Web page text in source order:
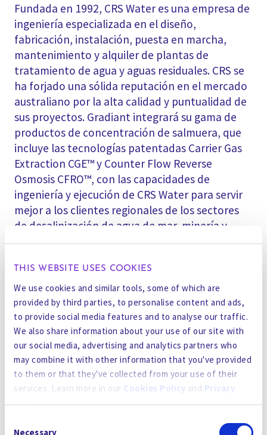
THIS WEBSITE USES COOKIES
We use cookies and similar tools, some of which are
provided by third parties, to personalise content and ads,
to provide social media features and to analyse our traffic.
We also share information about your use of our site with
our social media, advertising and analytics partners who
may combine it with other information that you've provided
to them or that they've collected from your use of their
services. Learn more in our Cookies Policy and Privacy
Policy.
By using the site, you agree to our
Cookies
Necessary
Fundada en 1992, CRS Water es una empresa de
ingeniería especializada en el diseño,
fabricación, instalación, puesta en marcha,
mantenimiento y alquiler de plantas de
tratamiento de agua y aguas residuales. CRS se
ha forjado una sólida reputación en el mercado
australiano por la alta calidad y puntualidad de
sus proyectos. Gradiant integrará su gama de
productos de concentración de salmuera, que
incluye las tecnologías patentadas Carrier Gas
Extraction CGE™ y Counter Flow Reverse
Osmosis CFRO™, con las capacidades de
ingeniería y ejecución de CRS Water para servir
mejor a los clientes regionales de los sectores
de desalinización de agua de mar, minería y
energía.
"CRS cuenta con un excelente historial, sólidas
capacidades y fuertes relaciones con los
clientes, lo que la convierte en una plataforma
ideal para que Gradiant despliegue sus
tecnologías patentadas con el fin de satisfacer
las necesidades no cubiertas del mercado
australiano del agua. Anurag Bajpayee,
cofundador y consejero delegado de Gradiant,
ha declarado: "El aumento de la recuperación
aguas residuales nocivas a cero o a un vertido